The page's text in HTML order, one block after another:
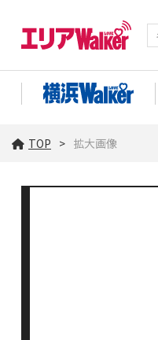
TOP 拡大画像